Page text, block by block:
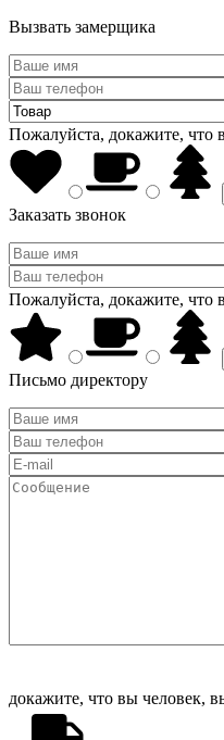
Вызвать замерщика
Пожалуйста, докажите, что
Заказать звонок
Пожалуйста, докажите, что
Письмо директору
докажите, что вы человек,